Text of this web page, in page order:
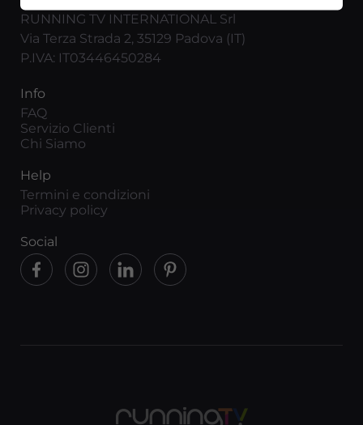
RUNNING TV INTERNATIONAL Srl
Via Terza Strada 2, 35129 Padova (IT)
P.IVA: IT03446450284
Info
FAQ
Servizio Clienti
Chi Siamo
Help
Termini e condizioni
Privacy policy
Social